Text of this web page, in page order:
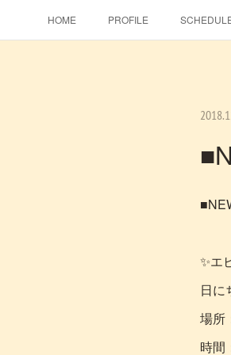
HOME PROFILE
✨エ
日に
場所
時間